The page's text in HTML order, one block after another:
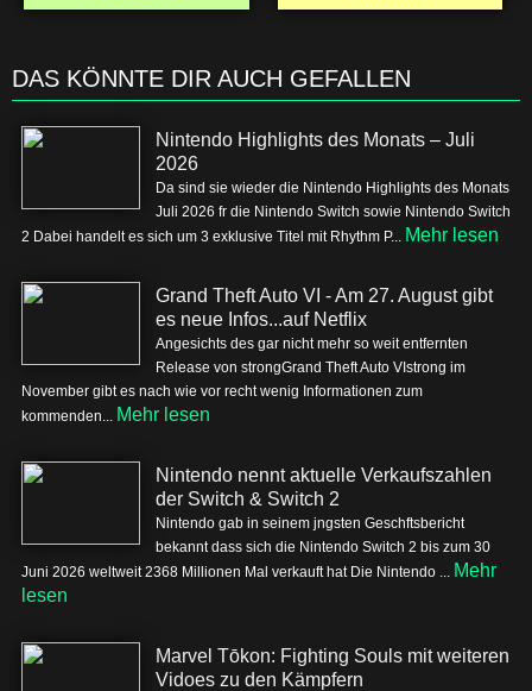
DAS KÖNNTE DIR AUCH GEFALLEN
Nintendo Highlights des Monats – Juli
2026
Da sind sie wieder die Nintendo Highlights des Monats
Juli 2026 fr die Nintendo Switch sowie Nintendo Switch
2 Dabei handelt es sich um 3 exklusive Titel mit Rhythm P... Mehr lesen
Grand Theft Auto VI - Am 27. August gibt
es neue Infos...auf Netflix
Angesichts des gar nicht mehr so weit entfernten
Release von strongGrand Theft Auto VIstrong im
November gibt es nach wie vor recht wenig Informationen zum
kommenden... Mehr lesen
Nintendo nennt aktuelle Verkaufszahlen
der Switch & Switch 2
Nintendo gab in seinem jngsten Geschftsbericht
bekannt dass sich die Nintendo Switch 2 bis zum 30
Juni 2026 weltweit 2368 Millionen Mal verkauft hat Die Nintendo ... Mehr
lesen
Marvel Tōkon: Fighting Souls mit weiteren
Vidoes zu den Kämpfern